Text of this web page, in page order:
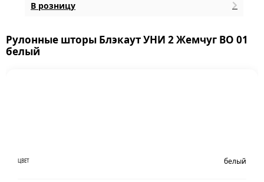
В розницу
Рулонные шторы Блэкаут УНИ 2 Жемчуг BO 01
белый
ЦВЕТ белый